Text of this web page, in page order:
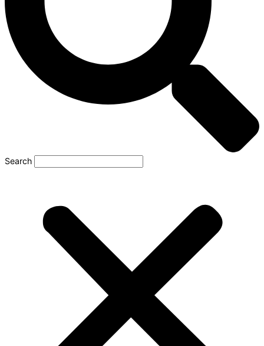
Search